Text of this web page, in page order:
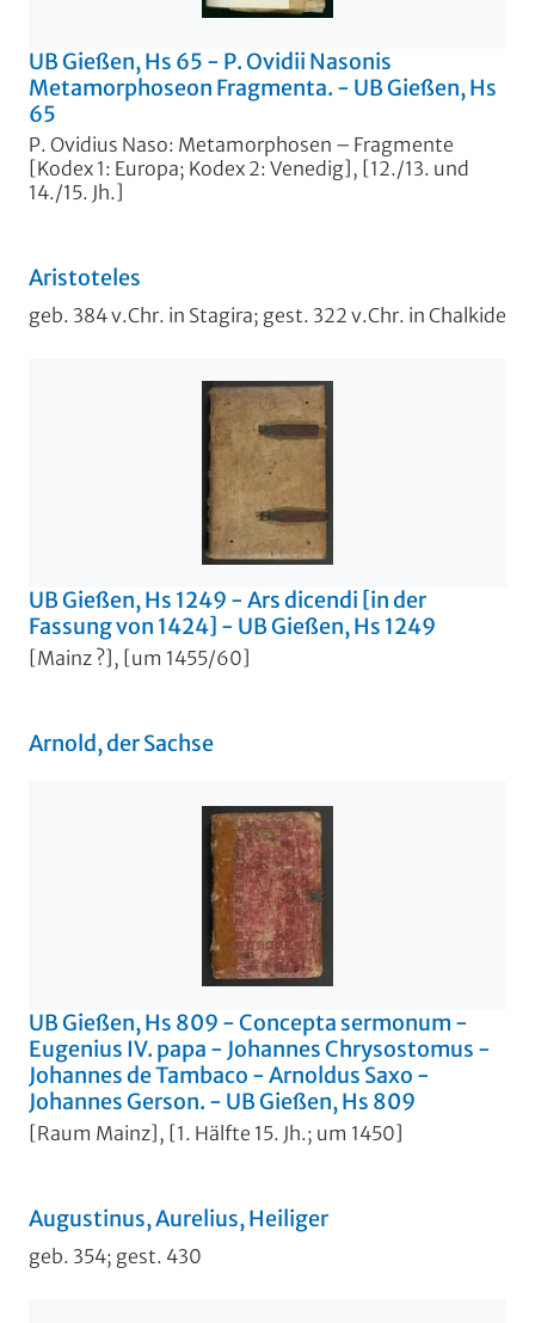
UB Gießen, Hs 65 - P. Ovidii Nasonis
Metamorphoseon Fragmenta. - UB Gießen, Hs
65
P. Ovidius Naso: Metamorphosen – Fragmente
[Kodex 1: Europa; Kodex 2: Venedig], [12./13. und
14./15. Jh.]
Aristoteles
geb. 384 v.Chr. in Stagira; gest. 322 v.Chr. in Chalkide
UB Gießen, Hs 1249 - Ars dicendi [in der
Fassung von 1424] - UB Gießen, Hs 1249
[Mainz ?], [um 1455/60]
Arnold, der Sachse
UB Gießen, Hs 809 - Concepta sermonum -
Eugenius IV. papa - Johannes Chrysostomus -
Johannes de Tambaco - Arnoldus Saxo -
Johannes Gerson. - UB Gießen, Hs 809
[Raum Mainz], [1. Hälfte 15. Jh.; um 1450]
Augustinus, Aurelius, Heiliger
geb. 354; gest. 430